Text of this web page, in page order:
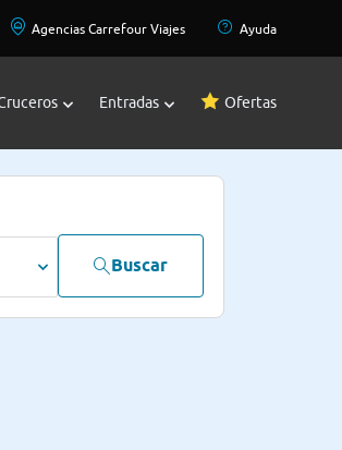
Agencias Carrefour Viajes Ayuda
Entradas Ofertas
Buscar